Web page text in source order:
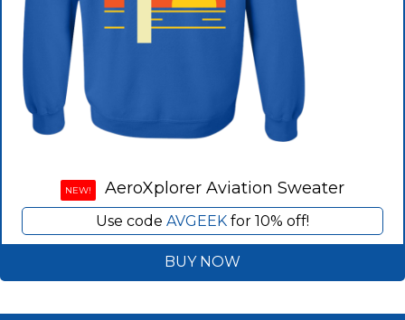
NEW! AeroXplorer Aviation Sweater
Use code AVGEEKfor 10% off!
BUY NOW